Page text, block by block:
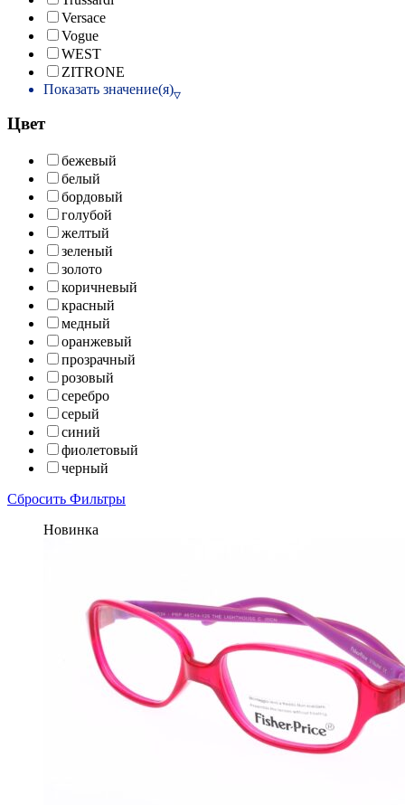
Versace
Vogue
WEST
ZITRONE
Показать значение(я)
Цвет
бежевый
белый
бордовый
голубой
желтый
зеленый
золото
коричневый
красный
медный
оранжевый
прозрачный
розовый
серебро
серый
синий
фиолетовый
черный
Сбросить Фильтры
Новинка